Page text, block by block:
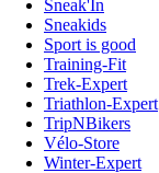
Sneak'In
Sneakids
Sport is good
Training-Fit
Trek-Expert
Triathlon-Expert
TripNBikers
Vélo-Store
Winter-Expert